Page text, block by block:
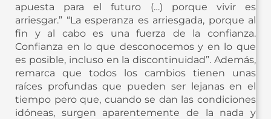
apuesta para el futuro (…) porque vivir es
arriesgar.” “La esperanza es arriesgada, porque al
fin y al cabo es una fuerza de la confianza.
Confianza en lo que desconocemos y en lo que
es posible, incluso en la discontinuidad”. Además,
remarca que todos los cambios tienen unas
raíces profundas que pueden ser lejanas en el
tiempo pero que, cuando se dan las condiciones
idóneas, surgen aparentemente de la nada y